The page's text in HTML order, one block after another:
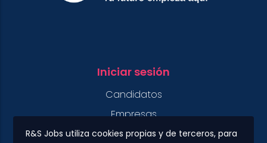
R&S Jobs utiliza cookies propias y de terceros, para
Iniciar sesión
Candidatos
Empresas